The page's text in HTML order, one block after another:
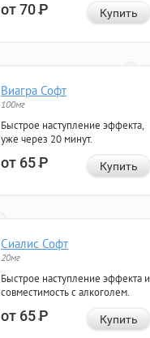
от 70Р Купить
Виагра Софт
100мг
Быстрое наступление эффекта,
уже через 20 минут.
от 65Р Купить
Сиалис Софт
20мг
Быстрое наступление эффекта и
совместимость с алкоголем.
от 65Р Купить